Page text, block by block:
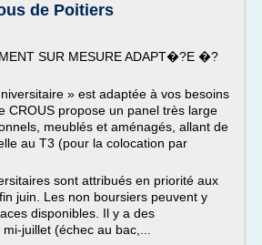
de Poitiers
SUR MESURE ADAPT�?E �?
» est adaptée à vos besoins
CROUS propose un panel très large
meublés et aménagés, allant de
au T3 (pour la colocation par
sont attribués en priorité aux
juin. Les non boursiers peuvent y
disponibles. Il y a des
juillet (échec au bac,...